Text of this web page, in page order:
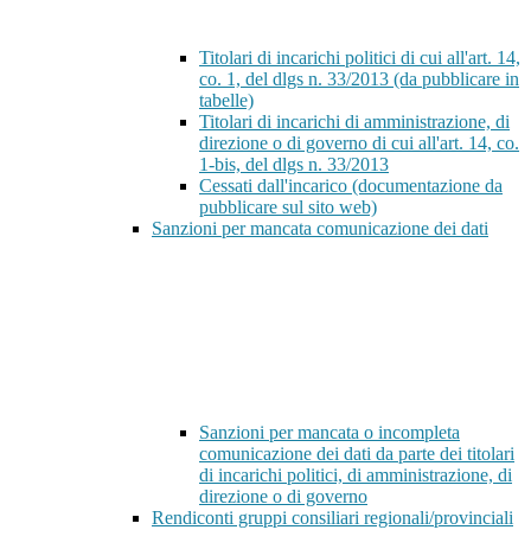
Titolari di incarichi politici di cui all'art. 14,
co. 1, del dlgs n. 33/2013 (da pubblicare in
tabelle)
Titolari di incarichi di amministrazione, di
direzione o di governo di cui all'art. 14, co.
1-bis, del dlgs n. 33/2013
Cessati dall'incarico (documentazione da
pubblicare sul sito web)
Sanzioni per mancata comunicazione dei dati
Sanzioni per mancata o incompleta
comunicazione dei dati da parte dei titolari
di incarichi politici, di amministrazione, di
direzione o di governo
Rendiconti gruppi consiliari regionali/provinciali